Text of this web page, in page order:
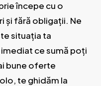
începe cu o
și fără obligații. Ne
situația ta
ce sumă poți
bune oferte
te ghidăm la